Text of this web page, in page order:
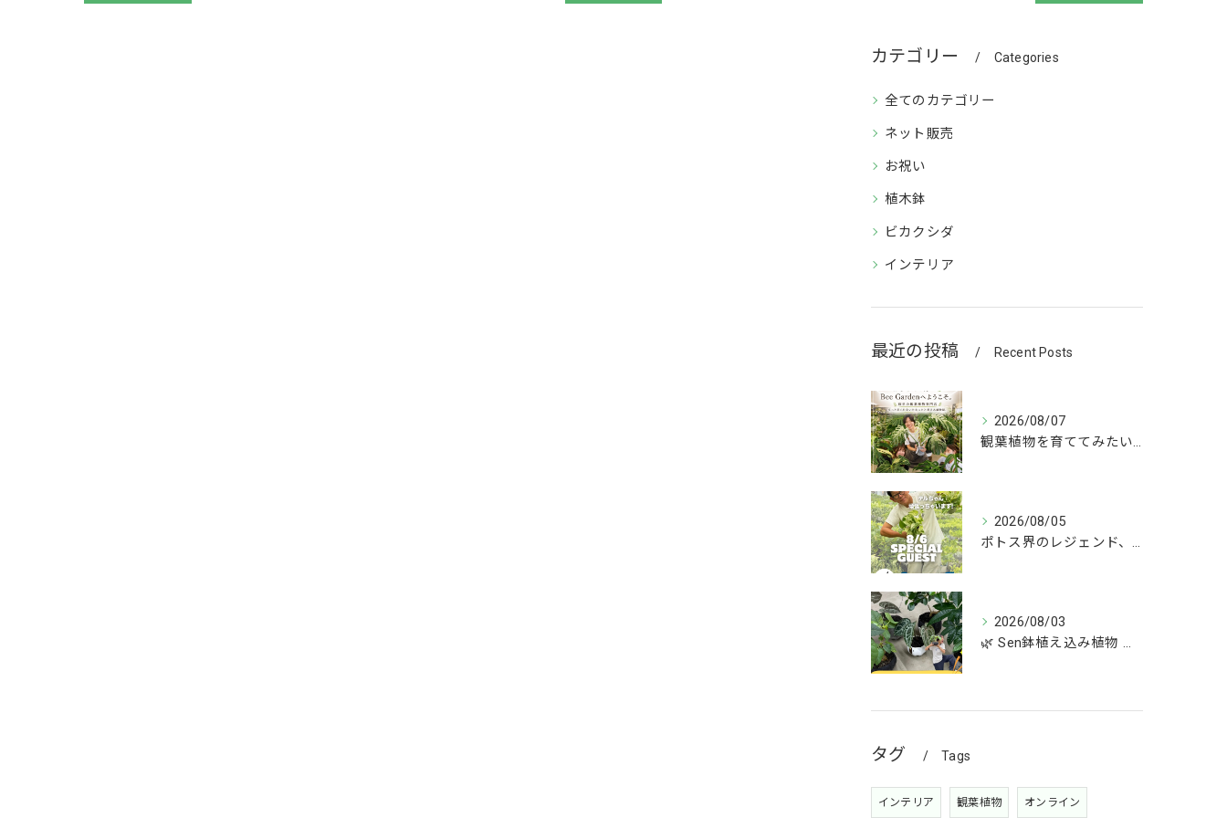
カテゴリー Categories
全てのカテゴリー
ネット販売
お祝い
植木鉢
ビカクシダ
インテリア
最近の投稿 Recent Posts
2026/08/07
観葉植物を育ててみたいけど、何を選べばいいか分からない」
2026/08/05
ポトス界のレジェンド、COME BACK!!!
2026/08/03
🌿 Sen鉢植え込み植物 オンラインショップデビュー！ 🌿
タグ Tags
インテリア 観葉植物 オンライン